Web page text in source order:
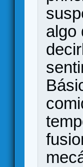
algo